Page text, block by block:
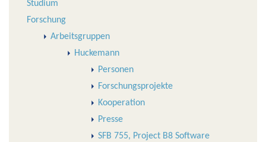
Studium
Forschung
Arbeitsgruppen
Huckemann
Personen
Forschungsprojekte
Kooperation
Presse
SFB 755, Project B8 Software